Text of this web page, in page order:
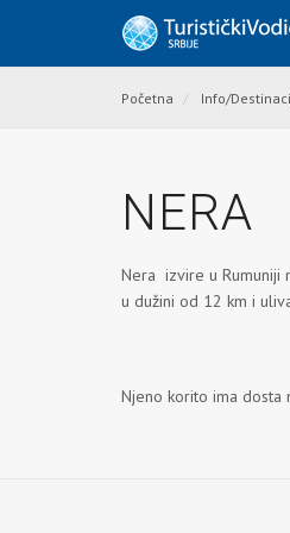
Početna Info/
NERA
Nera izvire u Rumuniji
u dužini od 12 km i
Njeno korito ima dosta